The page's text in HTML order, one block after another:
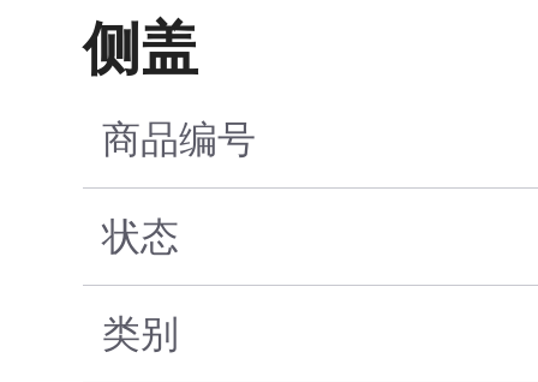
侧盖
商品编号
状态
类别